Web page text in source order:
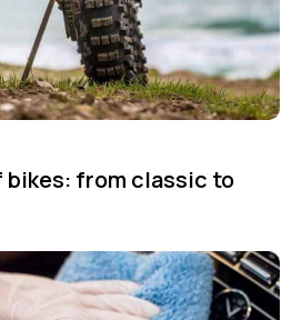
from classic to